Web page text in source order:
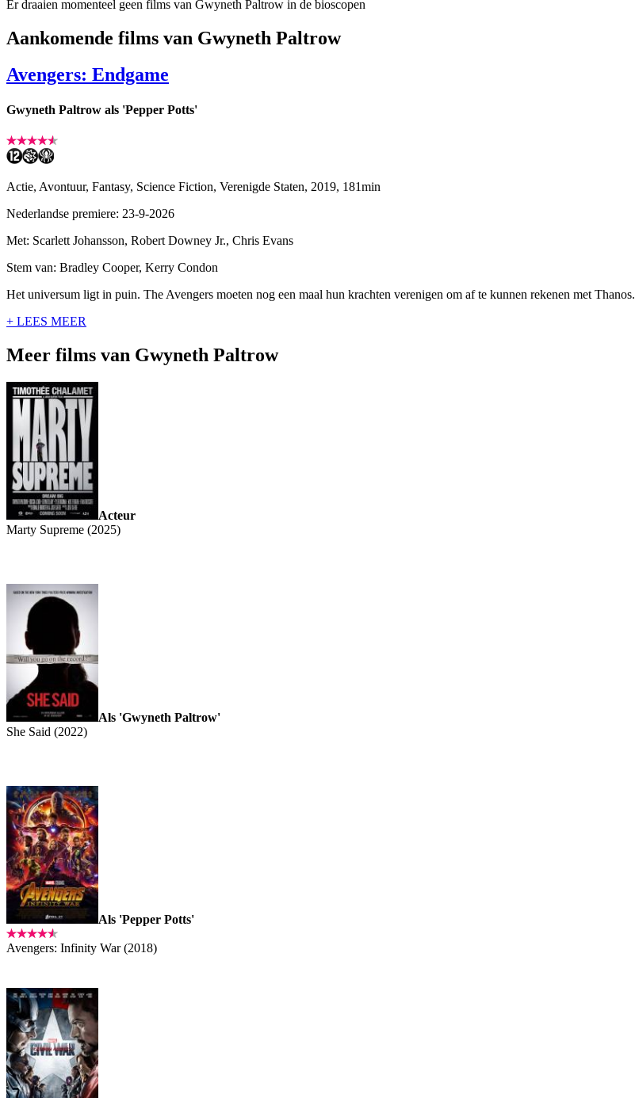
Er draaien momenteel geen films van Gwyneth Paltrow in de bioscopen
Aankomende films van Gwyneth Paltrow
Avengers: Endgame
Gwyneth Paltrow als 'Pepper Potts'
Actie, Avontuur, Fantasy, Science Fiction, Verenigde Staten, 2019, 181min
Nederlandse premiere: 23-9-2026
Met: Scarlett Johansson, Robert Downey Jr., Chris Evans
Stem van: Bradley Cooper, Kerry Condon
Het universum ligt in puin. The Avengers moeten nog een maal hun krachten verenigen om af te kunnen rekenen met Thanos.
+ LEES MEER
Meer films van Gwyneth Paltrow
Acteur
Marty Supreme (2025)
Als 'Gwyneth Paltrow'
She Said (2022)
Als 'Pepper Potts'
Avengers: Infinity War (2018)